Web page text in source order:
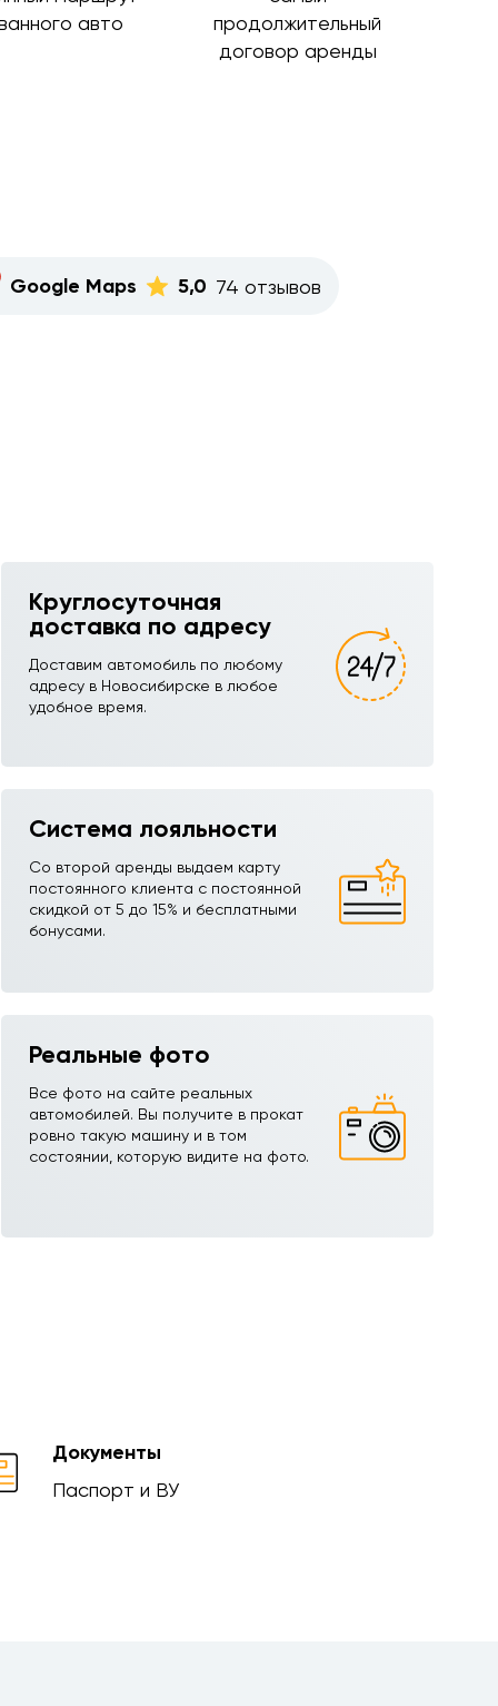
авто
продолжительный
договор аренды
Google Maps 5,0 74 отзывов
Круглосуточная
доставка по адресу
Доставим автомобиль по любому
адресу в Новосибирске в любое
удобное время.
Система лояльности
Со второй аренды выдаем карту
постоянного клиента с постоянной
скидкой от 5 до 15% и бесплатными
бонусами.
Реальные фото
Все фото на сайте реальных
автомобилей. Вы получите в прокат
ровно такую машину и в том
состоянии, которую видите на фото.
Документы
Паспорт и ВУ